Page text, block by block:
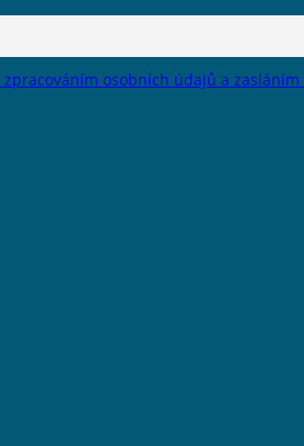
zpracováním osobních údajů a